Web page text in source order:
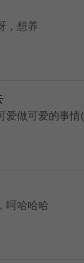
，想养
做可爱的事情(
呵哈哈哈